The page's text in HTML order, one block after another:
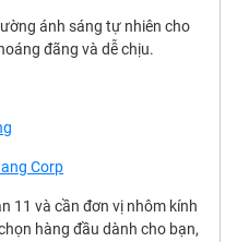
ánh sáng tự nhiên cho
đãng và dễ chịu.
Corp
11 và cần đơn vị nhôm kính
hàng đầu dành cho bạn,